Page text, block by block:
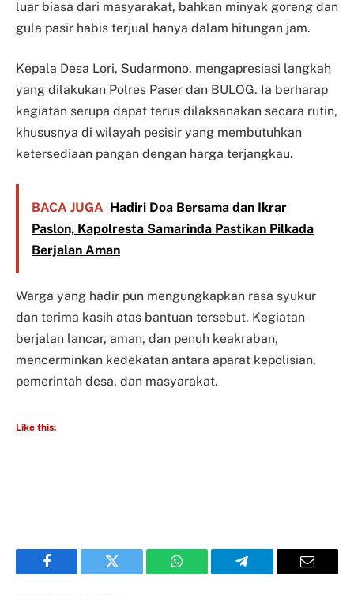
luar biasa dari masyarakat, bahkan minyak goreng dan
gula pasir habis terjual hanya dalam hitungan jam.
Kepala Desa Lori, Sudarmono, mengapresiasi langkah
yang dilakukan Polres Paser dan BULOG. Ia berharap
kegiatan serupa dapat terus dilaksanakan secara rutin,
khususnya di wilayah pesisir yang membutuhkan
ketersediaan pangan dengan harga terjangkau.
BACA JUGA Hadiri Doa Bersama dan Ikrar
Paslon, Kapolresta Samarinda Pastikan Pilkada
Berjalan Aman
Warga yang hadir pun mengungkapkan rasa syukur
dan terima kasih atas bantuan tersebut. Kegiatan
berjalan lancar, aman, dan penuh keakraban,
mencerminkan kedekatan antara aparat kepolisian,
pemerintah desa, dan masyarakat.
Like this:
Facebook Twitter WhatsApp Telegram Email